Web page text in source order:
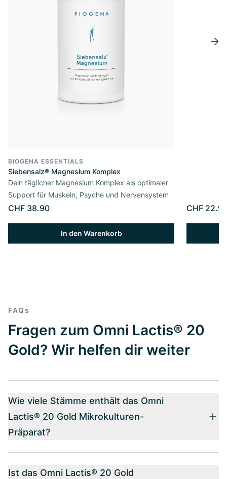
BIOGENA ESSENTIALS
Siebensalz® Magnesium Komplex
Dein täglicher Magnesium Komplex als optimaler
Support für Muskeln, Psyche und Nervensystem
CHF 38.90
In den Warenkorb
CHF
FAQs
Fragen zum Omni Lactis® 20
Gold? Wir helfen dir weiter
Wie viele Stämme enthält das Omni
Lactis® 20 Gold Mikrokulturen-
Präparat?
Ist das Omni Lactis® 20 Gold